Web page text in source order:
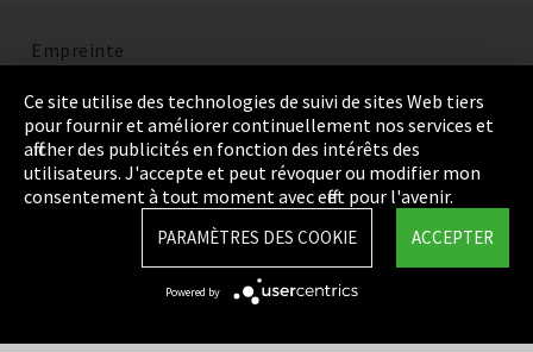
Empreinte
Politique de confidentialité
Cookie Settings
Termes et Conditions
Integrity Line
Ce site utilise des technologies de suivi de sites Web tiers
pour fournir et améliorer continuellement nos services et
afficher des publicités en fonction des intérêts des
utilisateurs. J'accepte et peut révoquer ou modifier mon
consentement à tout moment avec effet pour l'avenir.
ACCEPTER
PARAMÈTRES DES COOKIE
Powered by